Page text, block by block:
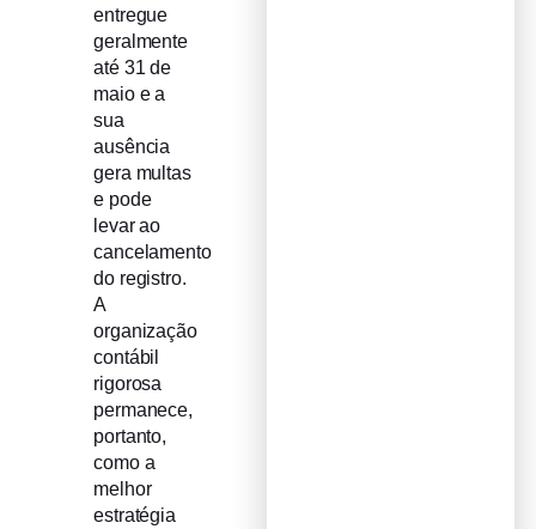
entregue
geralmente
até 31 de
maio e a
sua
ausência
gera multas
e pode
levar ao
cancelamento
do registro.
A
organização
contábil
rigorosa
permanece,
portanto,
como a
melhor
estratégia